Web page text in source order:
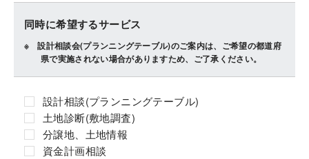
同時に希望するサービス
設計相談会(プランニングテーブル)のご案内は、ご希望の都道府
県で実施されない場合がありますため、ご了承ください。
設計相談(プランニングテーブル)
土地診断(敷地調査)
分譲地、土地情報
資金計画相談